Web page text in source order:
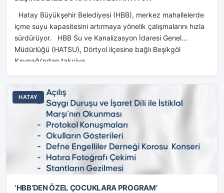
Hatay Büyükşehir Belediyesi (HBB), merkez mahallelerde
içme suyu kapasitesini artırmaya yönelik çalışmalarını hızla
sürdürüyor. HBB Su ve Kanalizasyon İdaresi Genel
Müdürlüğü (HATSU), Dörtyol ilçesine bağlı Beşikgöl
Kaynağı’ndan takviye...
HATAY
‘HBB’DEN ÖZEL ÇOCUKLARA PROGRAM’